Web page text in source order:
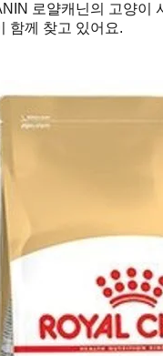
로얄캐닌의 고양이
함께 찾고 있어요.